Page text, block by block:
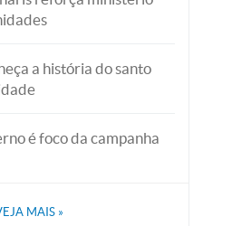
a história do santo
é foco da campanha
MAIS »